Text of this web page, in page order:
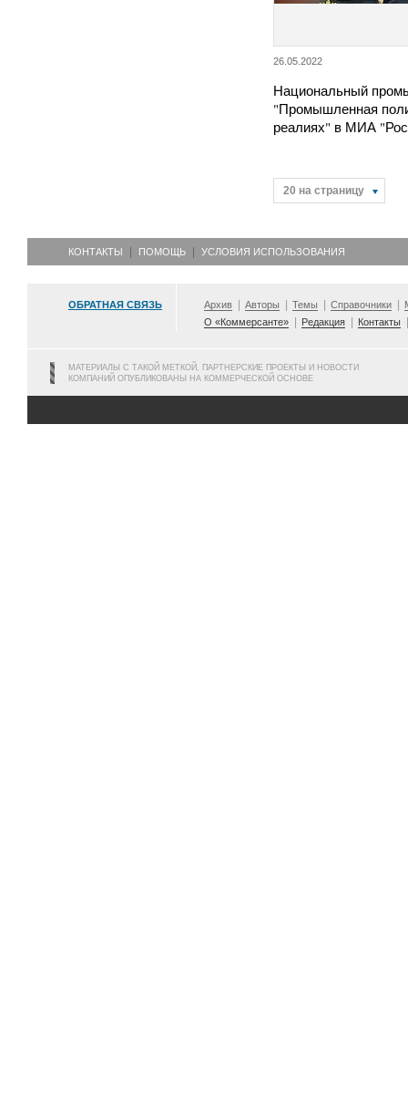
26.05.2022
Национальный
"Промышленная
реалиях" в МИА
20 на страницу
КОНТАКТЫ ПОМОЩЬ УСЛОВИЯ ИСПОЛЬЗОВАНИЯ
ОБРАТНАЯ СВЯЗЬ Архив Авторы Темы Справочники
О «Коммерсанте»
Редакция Контакты
МАТЕРИАЛЫ С ТАКОЙ МЕТКОЙ, ПАРТНЕРСКИЕ ПРОЕКТЫ И НОВОСТИ
КОМПАНИЙ ОПУБЛИКОВАНЫ НА КОММЕРЧЕСКОЙ ОСНОВЕ